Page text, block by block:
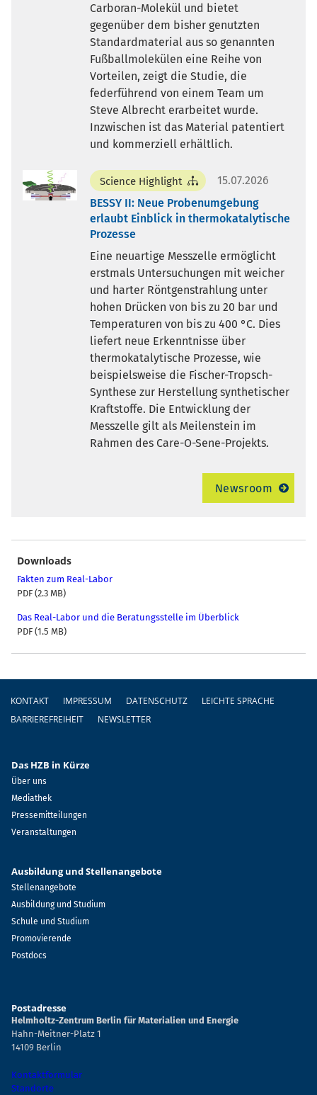
Carboran-Molekül und bietet
gegenüber dem bisher genutzten
Standardmaterial aus so genannten
Fußballmolekülen eine Reihe von
Vorteilen, zeigt die Studie, die
federführend von einem Team um
Steve Albrecht erarbeitet wurde.
Inzwischen ist das Material patentiert
und kommerziell erhältlich.
Science Highlight
15.07.2026
BESSY II: Neue Probenumgebung
erlaubt Einblick in thermokatalytische
Prozesse
Eine neuartige Messzelle ermöglicht
erstmals Untersuchungen mit weicher
und harter Röntgenstrahlung unter
hohen Drücken von bis zu 20 bar und
Temperaturen von bis zu 400 °C. Dies
liefert neue Erkenntnisse über
thermokatalytische Prozesse, wie
beispielsweise die Fischer-Tropsch-
Synthese zur Herstellung synthetischer
Kraftstoffe. Die Entwicklung der
Messzelle gilt als Meilenstein im
Rahmen des Care-O-Sene-Projekts.
Newsroom
Downloads
Fakten zum Real-Labor
PDF (2.3 MB)
Das Real-Labor und die Beratungsstelle im Überblick
PDF (1.5 MB)
Fußzeile
KONTAKT IMPRESSUM DATENSCHUTZ
LEICHTE SPRACHE
BARRIEREFREIHEIT
NEWSLETTER
Das HZB in Kürze
Über uns
Mediathek
Pressemitteilungen
Veranstaltungen
Ausbildung und Stellenangebote
Stellenangebote
Ausbildung und Studium
Schule und Studium
Promovierende
Postdocs
Postadresse
Helmholtz-Zentrum Berlin für Materialien und Energie
Hahn-Meitner-Platz 1
14109 Berlin
Kontaktformular
Standorte